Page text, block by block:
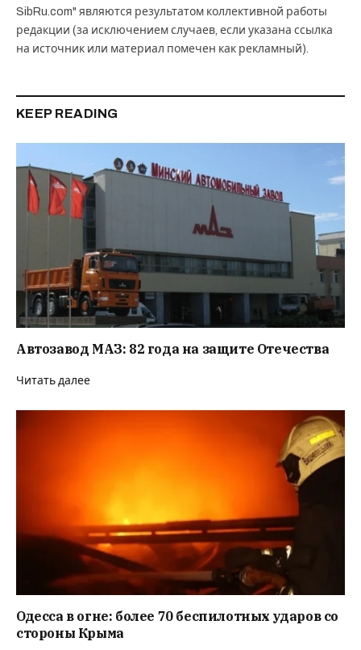
SibRu.com" являются результатом коллективной работы
редакции (за исключением случаев, если указана ссылка
на источник или материал помечен как рекламный).
KEEP READING
Автозавод МАЗ: 82 года на защите Отечества
Читать далее
Одесса в огне: более 70 беспилотных ударов со
стороны Крыма